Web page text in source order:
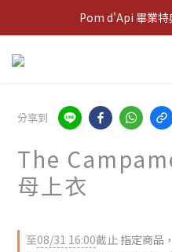
新客歡迎禮：輸入
Pom d'Api 畢業
新客歡迎禮：輸入
分享到
The
母上衣
至08/31 16:00截止 指定商品